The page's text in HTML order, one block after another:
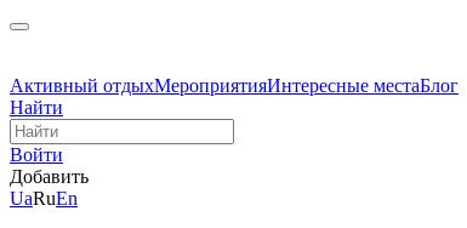
Активный отдыхМероприятияИнтересные местаБлог
Найти
Войти
Добавить
UaRuEn